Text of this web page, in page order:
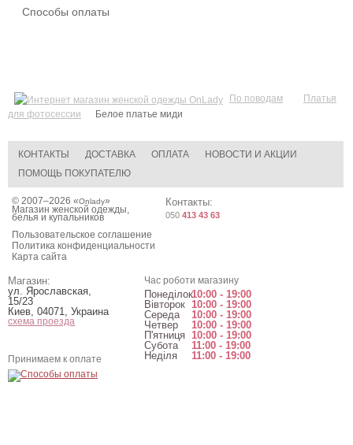
Способы оплаты
По поводам
Платья
для фотосессии
Белое платье миди
КОНТАКТЫ ДОСТАВКА ОПЛАТА
НОВОСТИ И АКЦИИ
ПОМОЩЬ ПОКУПАТЕЛЮ
© 2007–2026 «Onlady»
Магазин женской одежды,
белья и купальников
Пользовательское соглашение
Политика конфиденциальности
Карта сайта
Контакты:
050 413 43 63
Магазин:
ул. Ярославская,
15/23
Киев 04071 Украина
схема проезда
Час роботи магазину
Понеділок10:00 - 19:00
Вівторок 10:00 - 19:00
Середа
10:00 - 19:00
Четвер
10:00 - 19:00
П'ятниця 10:00 - 19:00
Субота
11:00 - 19:00
Неділя
11:00 - 19:00
Принимаем к оплате